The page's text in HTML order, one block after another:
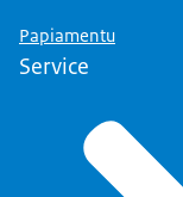
Papiamentu
Service